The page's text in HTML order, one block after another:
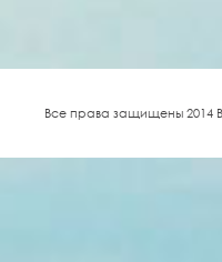
Все права защищены 2014